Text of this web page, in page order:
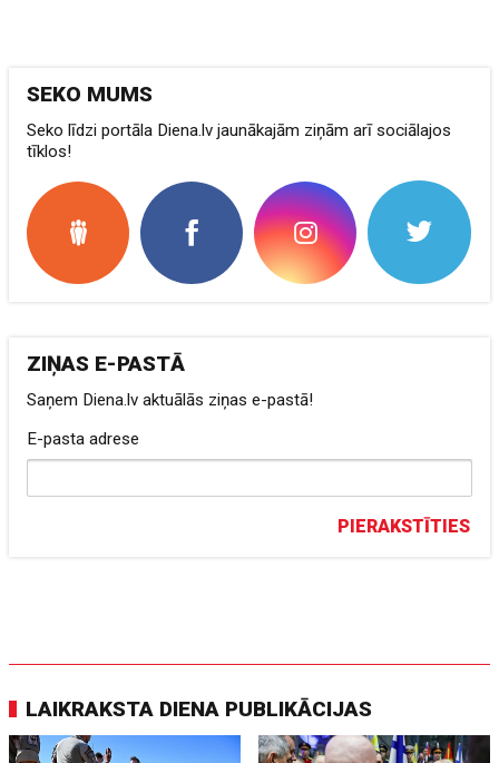
SEKO MUMS
Seko līdzi portāla Diena.lv jaunākajām ziņām arī sociālajos
tīklos!
ZIŅAS E-PASTĀ
Saņem Diena.lv aktuālās ziņas e-pastā!
E-pasta adrese
PIERAKSTĪTIES
LAIKRAKSTA DIENA PUBLIKĀCIJAS